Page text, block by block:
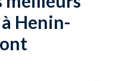
Henin-